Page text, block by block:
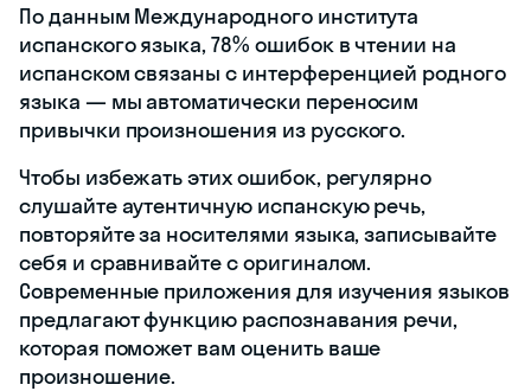
По данным Международного института
испанского языка, 78% ошибок в чтении на
испанском связаны с интерференцией родного
языка — мы автоматически переносим
привычки произношения из русского.
Чтобы избежать этих ошибок, регулярно
слушайте аутентичную испанскую речь,
повторяйте за носителями языка, записывайте
себя и сравнивайте с оригиналом.
Современные приложения для изучения языков
предлагают функцию распознавания речи,
которая поможет вам оценить ваше
произношение.